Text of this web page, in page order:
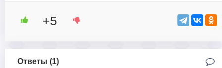
+5
Ответы (1)